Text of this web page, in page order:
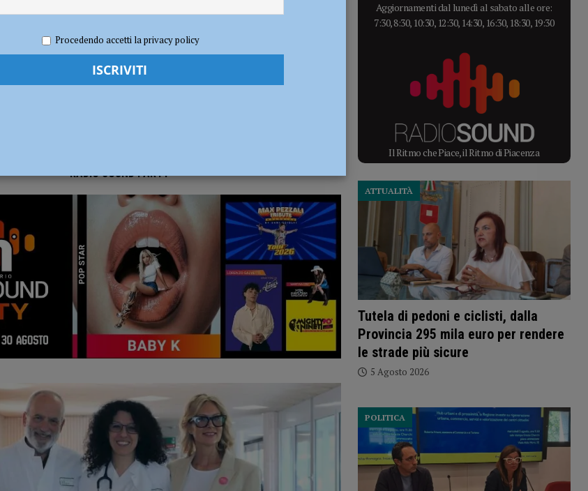
per rendere le strade più sicure ATTUALITÀ
RADIO SOUND PARTY
Aggiornamenti dal lunedì al sabato alle ore:
7:30, 8:30, 10:30, 12:30, 14:30, 16:30, 18:30, 19:30
Il Ritmo che Piace, il Ritmo di Piacenza
Tutela di pedoni e ciclisti, dalla
Provincia 295 mila euro per rendere
le strade più sicure
ATTUALITÀ
5 Agosto 2026
POLITICA
Procedendo accetti la privacy policy